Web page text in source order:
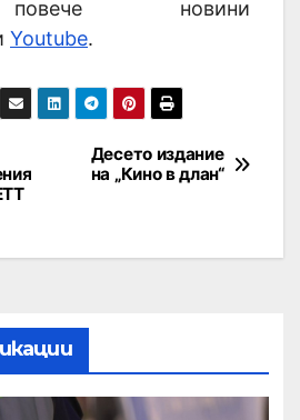
новини
Youtube.
Десето издание
на „Кино в длан“